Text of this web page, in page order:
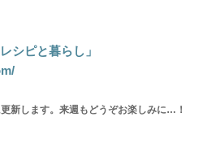
シピと暮らし」
新します。来週もどうぞお楽しみに…！